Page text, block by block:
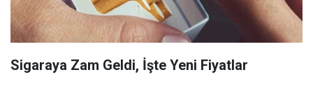
Sigaraya Zam Geldi, İşte Yeni Fiyatlar